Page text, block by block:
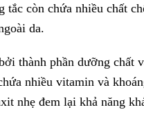
còn chứa nhiều chất
da.
thành phần dưỡng chất
nhiều vitamin và
nhẹ đem lại khả năng